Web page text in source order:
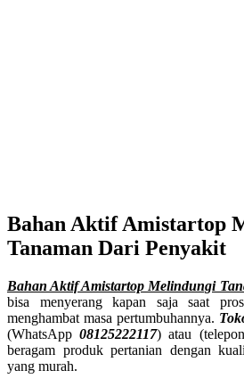
Bahan Aktif Amistartop
Tanaman Dari Penyakit
Bahan Aktif Amistartop Melindungi
bisa menyerang kapan saja saat
menghambat masa pertumbuhannya.
(WhatsApp08125222117) atau (telepon
beragam produk pertanian dengan
yang murah.